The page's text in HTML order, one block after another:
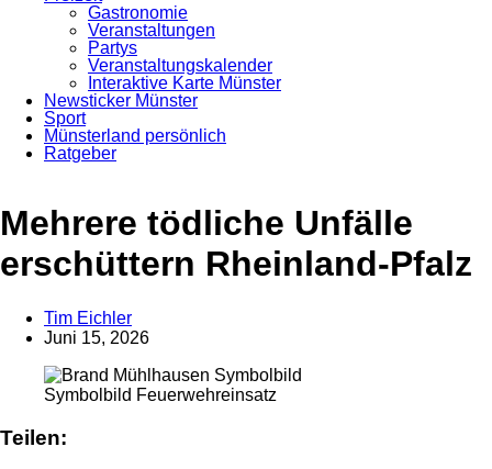
Gastronomie
Veranstaltungen
Partys
Veranstaltungskalender
Interaktive Karte Münster
Newsticker Münster
Sport
Münsterland persönlich
Ratgeber
Anzeige
Mehrere tödliche Unfälle
erschüttern Rheinland-Pfalz
Tim Eichler
Juni 15, 2026
Symbolbild Feuerwehreinsatz
Teilen: